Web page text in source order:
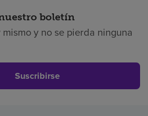
boletín
y no se pierda ninguna
Suscribirse